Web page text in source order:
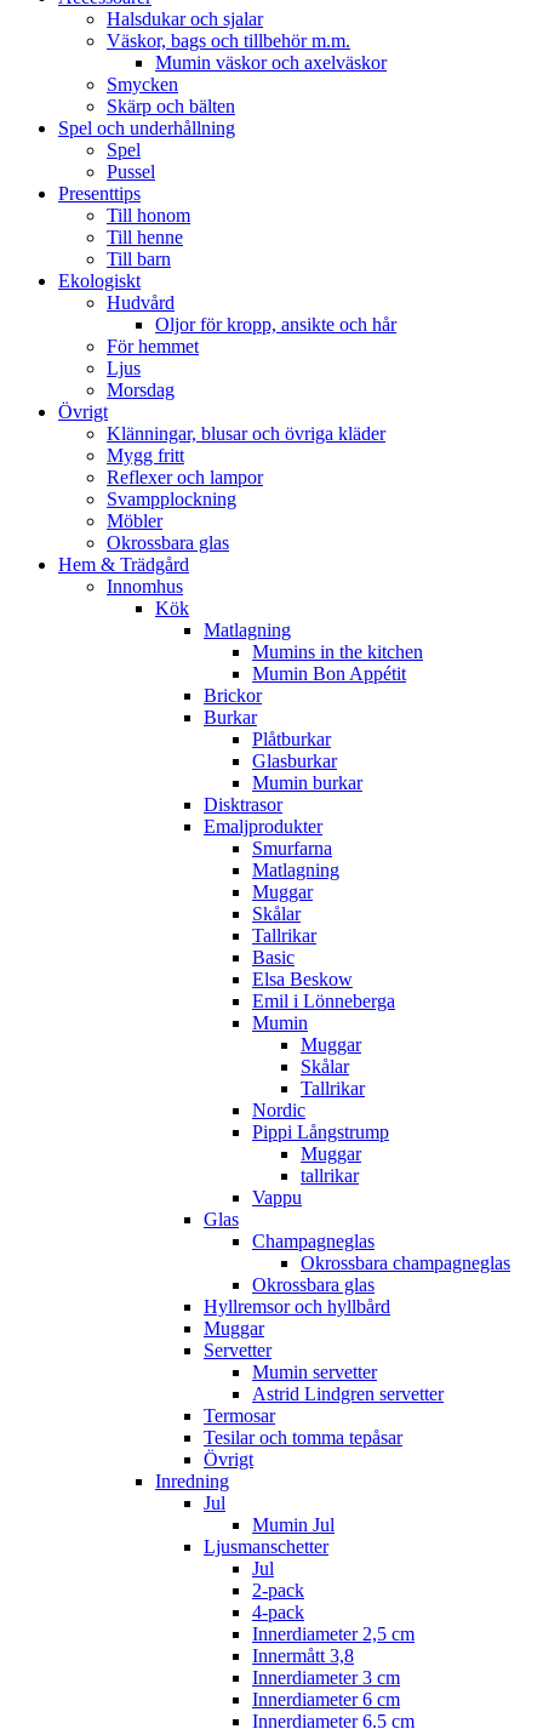
Halsdukar och sjalar
Väskor, bags och tillbehör m.m.
Mumin väskor och axelväskor
Smycken
Skärp och bälten
Spel och underhållning
Spel
Pussel
Presenttips
Till honom
Till henne
Till barn
Ekologiskt
Hudvård
Oljor för kropp, ansikte och hår
För hemmet
Ljus
Morsdag
Övrigt
Klänningar, blusar och övriga kläder
Mygg fritt
Reflexer och lampor
Svampplockning
Möbler
Okrossbara glas
Hem & Trädgård
Innomhus
Kök
Matlagning
Mumins in the kitchen
Mumin Bon Appétit
Brickor
Burkar
Plåtburkar
Glasburkar
Mumin burkar
Disktrasor
Emaljprodukter
Smurfarna
Matlagning
Muggar
Skålar
Tallrikar
Basic
Elsa Beskow
Emil i Lönneberga
Mumin
Muggar
Skålar
Tallrikar
Nordic
Pippi Långstrump
Muggar
tallrikar
Vappu
Glas
Champagneglas
Okrossbara champagneglas
Okrossbara glas
Hyllremsor och hyllbård
Muggar
Servetter
Mumin servetter
Astrid Lindgren servetter
Termosar
Tesilar och tomma tepåsar
Övrigt
Inredning
Jul
Mumin Jul
Ljusmanschetter
Jul
2-pack
4-pack
Innerdiameter 2,5 cm
Innermått 3,8
Innerdiameter 3 cm
Innerdiameter 6 cm
Innerdiameter 6.5 cm